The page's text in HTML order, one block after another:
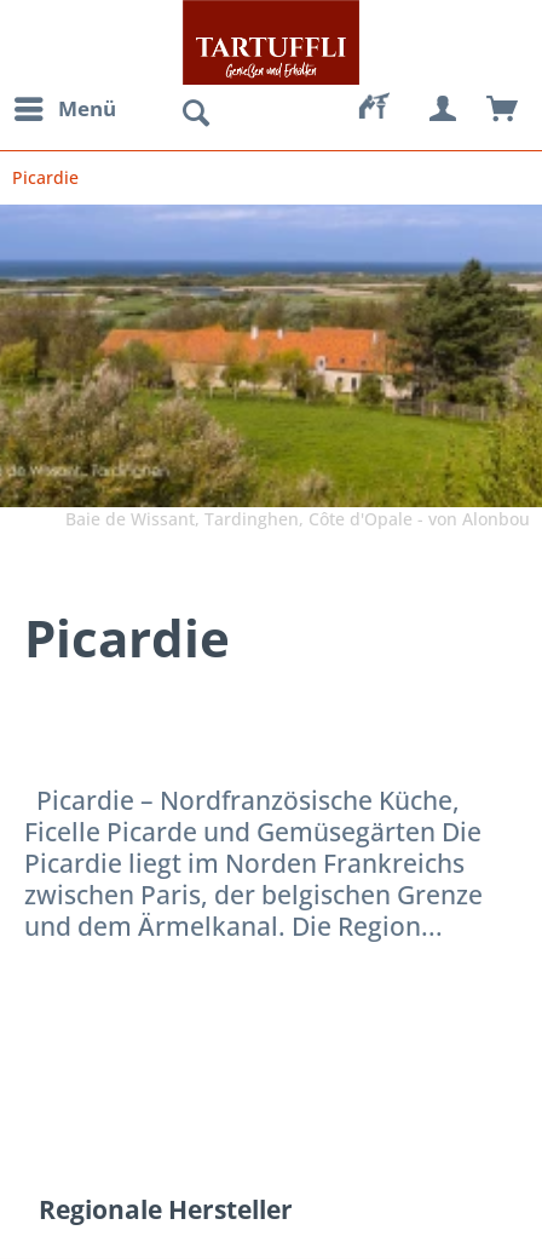
Menü
Picardie
Baie de Wissant, Tardinghen, Côte d'Opale - von Alonbou
Picardie
Picardie – Nordfranzösische Küche,
Ficelle Picarde und Gemüsegärten Die
Picardie liegt im Norden Frankreichs
zwischen Paris, der belgischen Grenze
und dem Ärmelkanal. Die Region...
Regionale Hersteller